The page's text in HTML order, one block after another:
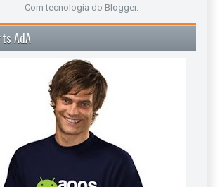
Com tecnologia do Blogger.
AdA